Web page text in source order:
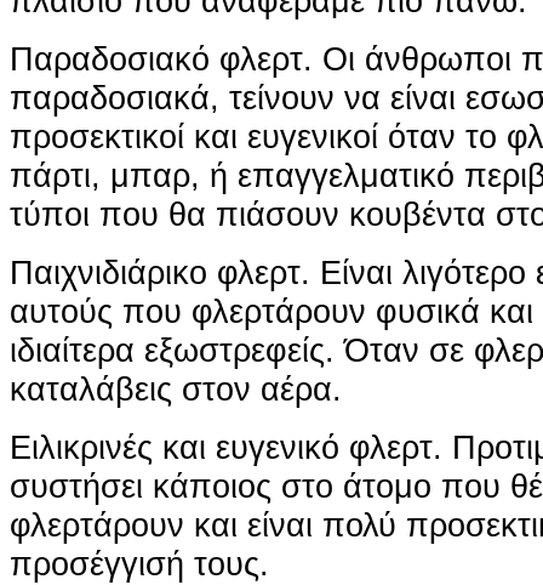
Παραδοσιακό φλερτ. Οι άνθρωποι
παραδοσιακά, τείνουν να είναι
προσεκτικοί και ευγενικοί όταν το
πάρτι, μπαρ, ή επαγγελματικό
τύποι που θα πιάσουν κουβέντα
Παιχνιδιάρικο φλερτ. Είναι
αυτούς που φλερτάρουν φυσικά και
ιδιαίτερα εξωστρεφείς. Όταν σε
καταλάβεις στον αέρα.
Ειλικρινές και ευγενικό φλερτ.
συστήσει κάποιος στο άτομο που
φλερτάρουν και είναι πολύ
προσέγγισή τους.